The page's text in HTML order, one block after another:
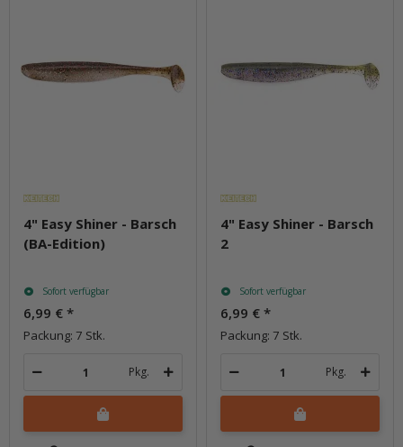
4" Easy Shiner - Barsch
(BA-Edition)
Sofort verfügbar
6,99 € *
Packung: 7 Stk.
Pkg.
4" Easy Shiner - Barsch
2
Sofort verfügbar
6,99 € *
Packung: 7 Stk.
Pkg.